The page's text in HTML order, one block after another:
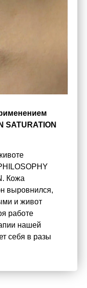
SATURATION
Кожа
выровнился,
и живот
работе
нашей
себя в разы